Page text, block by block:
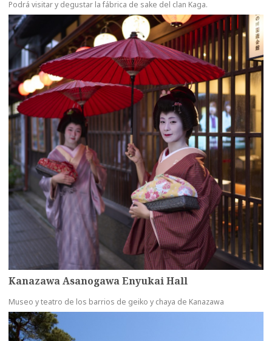
Podrá visitar y degustar la fábrica de sake del clan Kaga.
Kanazawa Asanogawa Enyukai Hall
Museo y teatro de los barrios de geiko y chaya de Kanazawa
more
more